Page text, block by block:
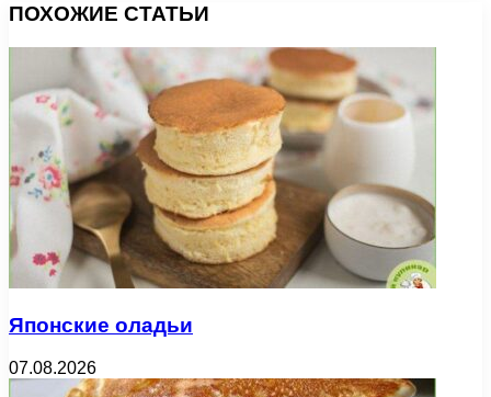
ПОХОЖИЕ СТАТЬИ
Японские оладьи
07.08.2026